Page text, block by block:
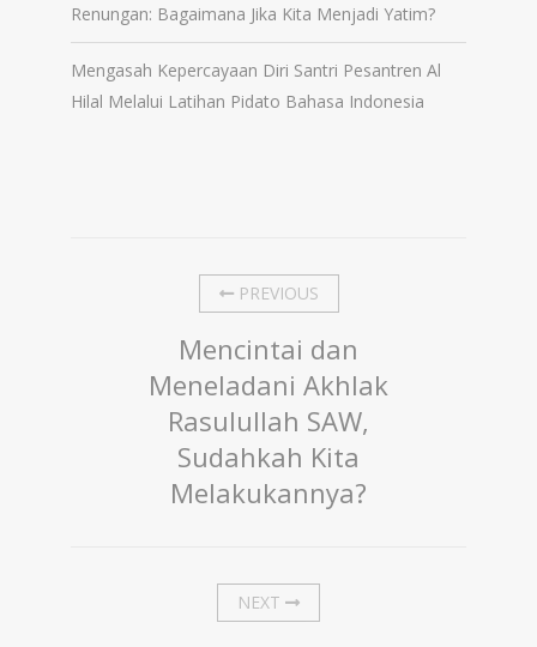
Renungan: Bagaimana Jika Kita Menjadi Yatim?
Mengasah Kepercayaan Diri Santri Pesantren Al
Hilal Melalui Latihan Pidato Bahasa Indonesia
PREVIOUS
Mencintai dan
Meneladani Akhlak
Rasulullah SAW,
Sudahkah Kita
Melakukannya?
NEXT